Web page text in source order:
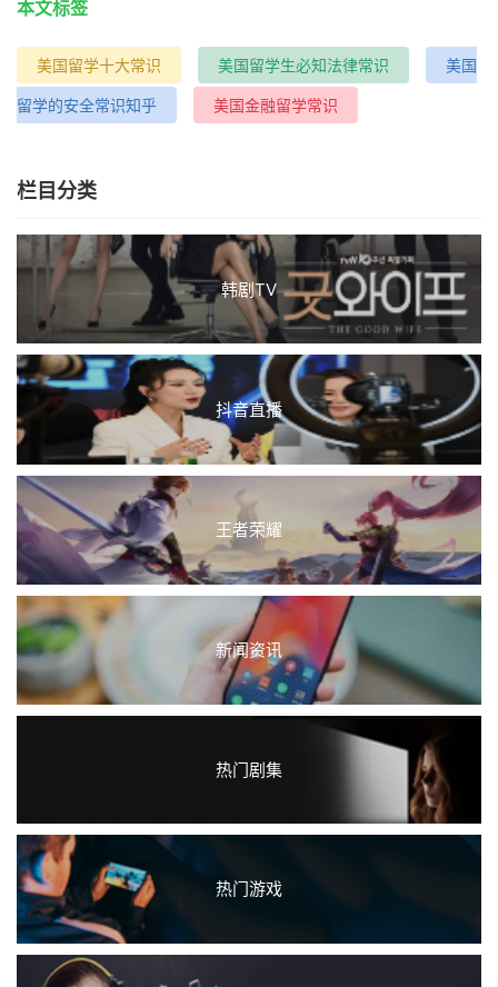
本文标签
美国留学十大常识 美国留学生必知法律常识 美国
留学的安全常识知乎 美国金融留学常识
栏目分类
韩剧TV
抖音直播
王者荣耀
新闻资讯
热门剧集
热门游戏